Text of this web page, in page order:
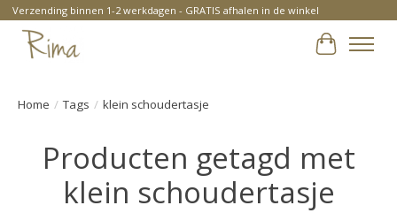
Verzending binnen 1-2 werkdagen - GRATIS afhalen in de winkel
Home / Tags / klein schoudertasje
Producten getagd met
klein schoudertasje